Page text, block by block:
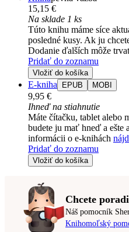
15,15 €
Na sklade 1 ks
Túto knihu máme síce
posledné kusy. Ak ju
Dodanie ďalších môže
Pridať do zoznamu
Vložiť do košíka
E-kniha EPUB MOBI
9,95 €
Ihneď na stiahnutie
Máte čítačku, tablet alebo
budete ju mať hneď a ešte
informácii o e-knihách
Pridať do zoznamu
Vložiť do košíka
Chcete
Náš pomocník
Knihomoľský